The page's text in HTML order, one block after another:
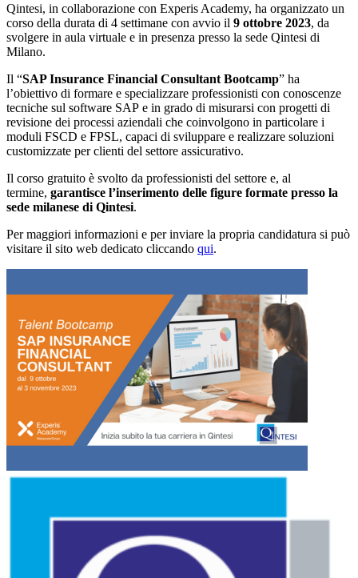
Qintesi, in collaborazione con Experis Academy, ha organizzato un
corso della durata di 4 settimane con avvio il 9 ottobre 2023, da
svolgere in aula virtuale e in presenza presso la sede Qintesi di
Milano.
Il “SAP Insurance Financial Consultant Bootcamp” ha
l’obiettivo di formare e specializzare professionisti con conoscenze
tecniche sul software SAP e in grado di misurarsi con progetti di
revisione dei processi aziendali che coinvolgono in particolare i
moduli FSCD e FPSL, capaci di sviluppare e realizzare soluzioni
customizzate per clienti del settore assicurativo.
Il corso gratuito è svolto da professionisti del settore e, al
termine, garantisce l’inserimento delle figure formate presso la
sede milanese di Qintesi.
Per maggiori informazioni e per inviare la propria candidatura si può
visitare il sito web dedicato cliccando qui.